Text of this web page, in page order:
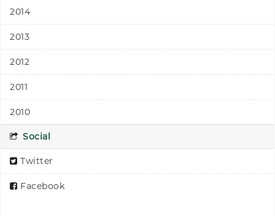
2014
2013
2012
2011
2010
Social
Twitter
Facebook